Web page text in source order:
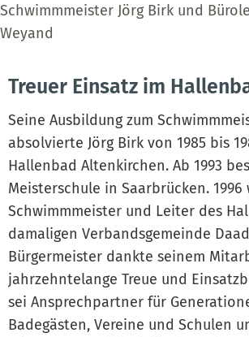
Schwimmmeister Jörg Birk und
Weyand
Treuer Einsatz im
Seine Ausbildung zum
absolvierte Jörg Birk von 1985 bis
Hallenbad Altenkirchen. Ab 1993
Meisterschule in Saarbrücken.
Schwimmmeister und Leiter des
damaligen Verbandsgemeinde
Bürgermeister dankte seinem
jahrzehntelange Treue und
sei Ansprechpartner für
Badegästen, Vereine und Schulen